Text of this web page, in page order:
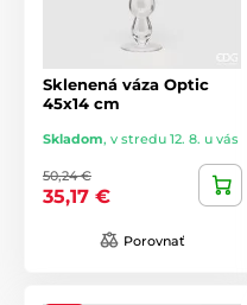
Sklenená váza Optic
45x14 cm
Skladom, v stredu 12. 8. u vás
50,24 €
35,17 €
Porovnať